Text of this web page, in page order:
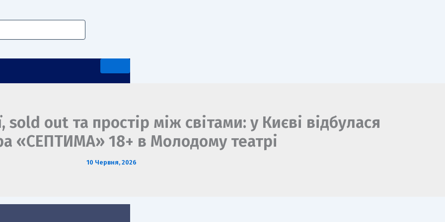
sold out та простір між світами: у Києві відбулася
«СЕПТИМА» 18+ в Молодому театрі
10 Червня, 2026